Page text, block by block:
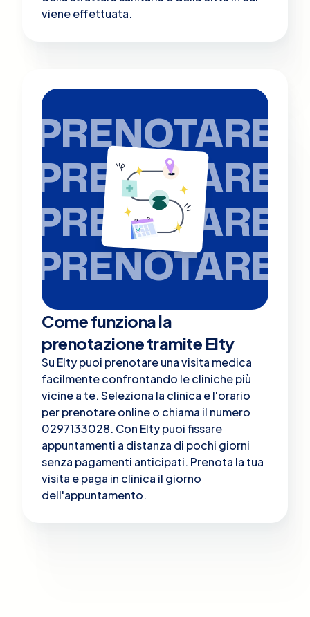
viene effettuata.
PRENOTARE
PRENOTARE
PRENOTARE
PRENOTARE
Come funziona la
prenotazione tramite Elty
Su Elty puoi prenotare una visita medica
facilmente confrontando le cliniche più
vicine a te. Seleziona la clinica e l'orario
per prenotare online o chiama il numero
0297133028. Con Elty puoi fissare
appuntamenti a distanza di pochi giorni
senza pagamenti anticipati. Prenota la tua
visita e paga in clinica il giorno
dell'appuntamento.